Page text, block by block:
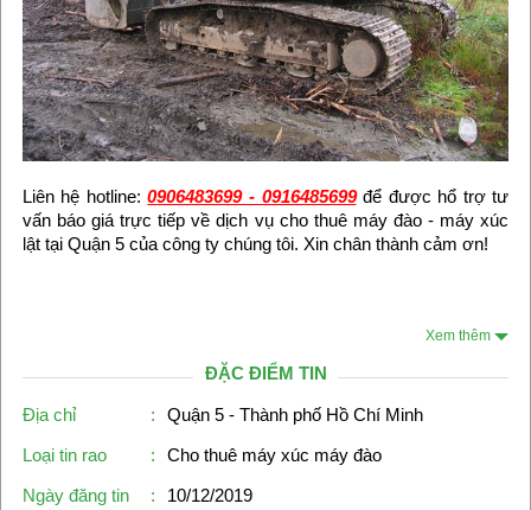
Liên hệ hotline:0906483699 - 0916485699để được hổ trợ tư
vấn báo giá trực tiếp về dịch vụ cho thuê máy đào - máy xúc
lật tại Quận 5 của công ty chúng tôi. Xin chân thành cảm ơn!
Xem thêm
ĐẶC ĐIỂM TIN
Địa chỉ :
Quận 5 - Thành phố Hồ Chí Minh
Loại tin rao
:
Cho thuê máy xúc máy đào
Ngày đăng tin
: 10/12/2019